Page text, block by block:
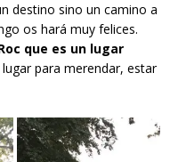
destino sino un camino a
os hará muy felices.
que es un lugar
lugar para merendar, estar